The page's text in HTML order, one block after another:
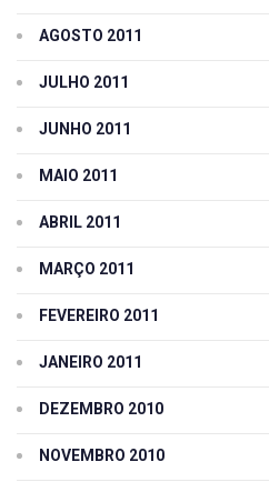
AGOSTO 2011
JULHO 2011
JUNHO 2011
MAIO 2011
ABRIL 2011
MARÇO 2011
FEVEREIRO 2011
JANEIRO 2011
DEZEMBRO 2010
NOVEMBRO 2010